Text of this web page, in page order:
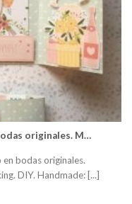
originales. M…
bodas originales.
DIY. Handmade: [...]